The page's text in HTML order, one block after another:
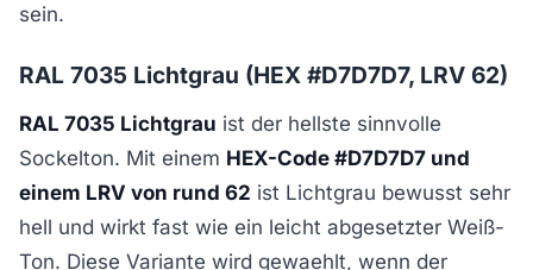
sein.
RAL 7035 Lichtgrau (HEX #D7D7D7, LRV 62)
RAL 7035 Lichtgrau ist der hellste sinnvolle
Sockelton. Mit einem HEX-Code #D7D7D7 und
einem LRV von rund 62 ist Lichtgrau bewusst sehr
hell und wirkt fast wie ein leicht abgesetzter Weiß-
Ton. Diese Variante wird gewaehlt, wenn der